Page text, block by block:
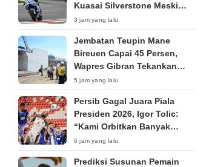
Kuasai Silverstone Meski
Sempat Terkendala Motor
3 jam yang lalu
Jembatan Teupin Mane
Bireuen Capai 45 Persen,
Wapres Gibran Tekankan
Kualitas Pembangunan
5 jam yang lalu
Persib Gagal Juara Piala
Presiden 2026, Igor Tolic:
“Kami Orbitkan Banyak
Pemain Muda”
6 jam yang lalu
Prediksi Susunan Pemain